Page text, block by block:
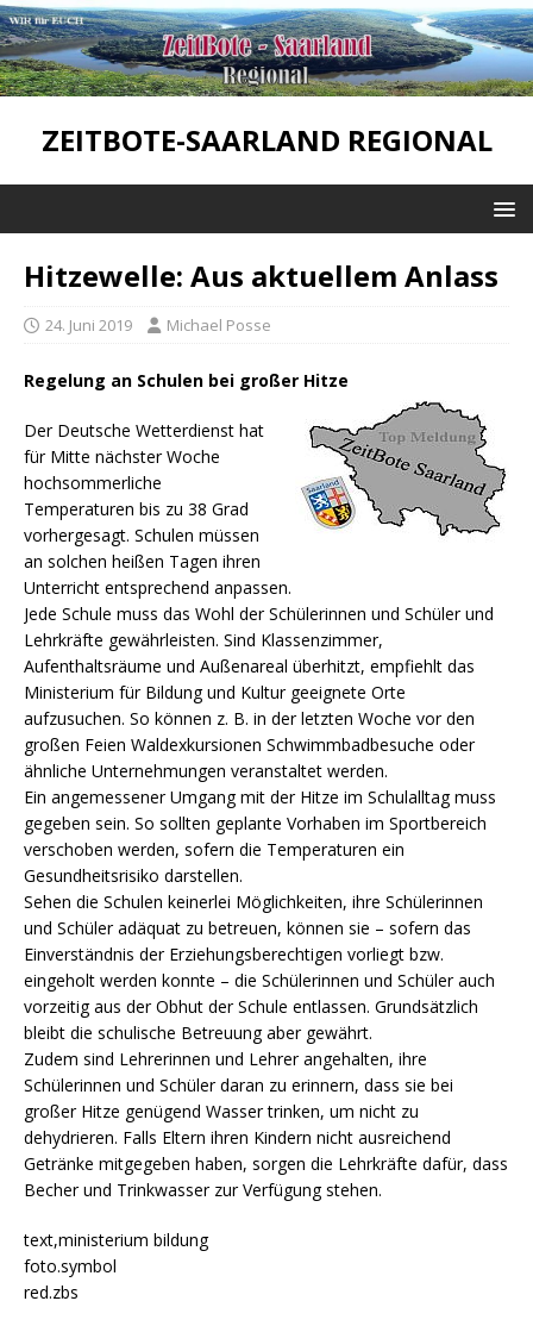
ZEITBOTE-SAARLAND REGIONAL
Hitzewelle: Aus aktuellem Anlass
24. Juni 2019 Michael Posse
Regelung an Schulen bei großer Hitze
Der Deutsche Wetterdienst hat
für Mitte nächster Woche
hochsommerliche
Temperaturen bis zu 38 Grad
vorhergesagt. Schulen müssen
an solchen heißen Tagen ihren
Unterricht entsprechend anpassen.
Jede Schule muss das Wohl der Schülerinnen und Schüler und
Lehrkräfte gewährleisten. Sind Klassenzimmer,
Aufenthaltsräume und Außenareal überhitzt, empfiehlt das
Ministerium für Bildung und Kultur geeignete Orte
aufzusuchen. So können z. B. in der letzten Woche vor den
großen Feien Waldexkursionen Schwimmbadbesuche oder
ähnliche Unternehmungen veranstaltet werden.
Ein angemessener Umgang mit der Hitze im Schulalltag muss
gegeben sein. So sollten geplante Vorhaben im Sportbereich
verschoben werden, sofern die Temperaturen ein
Gesundheitsrisiko darstellen.
Sehen die Schulen keinerlei Möglichkeiten, ihre Schülerinnen
und Schüler adäquat zu betreuen, können sie – sofern das
Einverständnis der Erziehungsberechtigen vorliegt bzw.
eingeholt werden konnte – die Schülerinnen und Schüler auch
vorzeitig aus der Obhut der Schule entlassen. Grundsätzlich
bleibt die schulische Betreuung aber gewährt.
Zudem sind Lehrerinnen und Lehrer angehalten, ihre
Schülerinnen und Schüler daran zu erinnern, dass sie bei
großer Hitze genügend Wasser trinken, um nicht zu
dehydrieren. Falls Eltern ihren Kindern nicht ausreichend
Getränke mitgegeben haben, sorgen die Lehrkräfte dafür, dass
Becher und Trinkwasser zur Verfügung stehen.
text,ministerium bildung
foto.symbol
red.zbs